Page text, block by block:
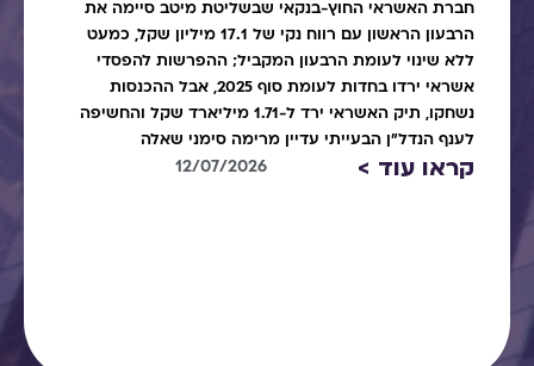
חברת האשראי החוץ-בנקאי שבשליטת מיטב סיימה את
הרבעון הראשון עם רווח נקי של 17.1 מיליון שקל, כמעט
ללא שינוי לעומת הרבעון המקביל; ההפרשות להפסדי
אשראי ירדו בחדות לעומת סוף 2025, אבל ההכנסות
נשחקו, תיק האשראי ירד ל-1.71 מיליארד שקל והחשיפה
לענף הנדל"ן הבעייתי עדיין מרימה סימני שאלה
קראו עוד > 12/07/2026